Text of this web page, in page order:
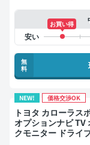
お買い得
無
料
NEW! 価格交渉OK
トヨタ カローラスポーツ G 禁煙車 整備
オプションナビ TV
クモニター ドライ